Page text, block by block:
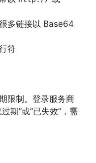
多链接以 Base64
符
限制。登录服务商
期”或”已失效”，需